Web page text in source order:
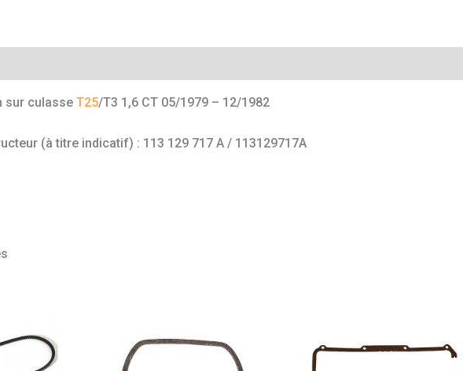
sur culasse T25/T3 1,6 CT 05/1979 – 12/1982
(à titre indicatif) : 113 129 717 A / 113129717A